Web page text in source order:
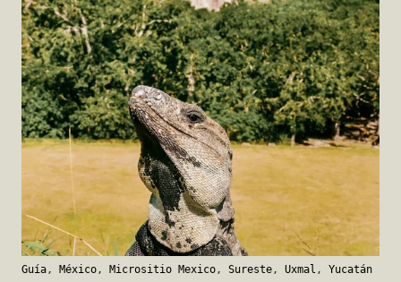
Guía, México, Micrositio Mexico, Sureste, Uxmal , Yucatán